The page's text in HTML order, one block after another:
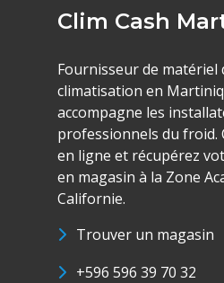
Clim Cash
Fournisseur de matériel
climatisation en
accompagne les
professionnels du froid.
en ligne et récupérez
en magasin à la Zone
Californie.
Trouver un magasin
+596 596 39 70 32